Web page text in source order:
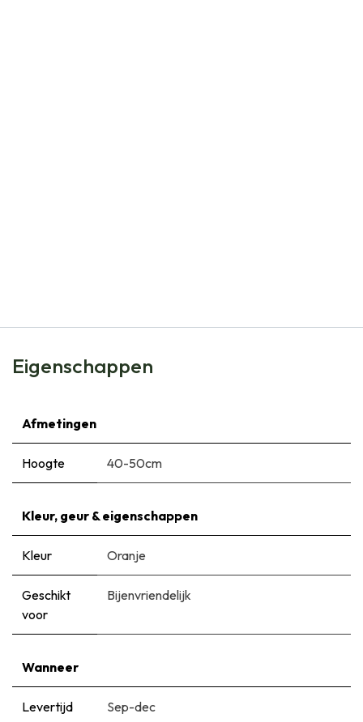
Eigenschappen
Afmetingen
Hoogte 40-50cm
Kleur, geur & eigenschappen
Kleur Oranje
Geschikt
voor
Bijenvriendelijk
Wanneer
Levertijd Sep-dec